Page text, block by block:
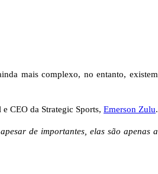
mais complexo, no entanto, existem
CEO da Strategic Sports, Emerson Zulu.
de importantes, elas são apenas a